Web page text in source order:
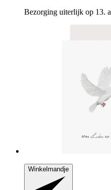
Bezorging uiterlijk op 13.
Winkelmandje